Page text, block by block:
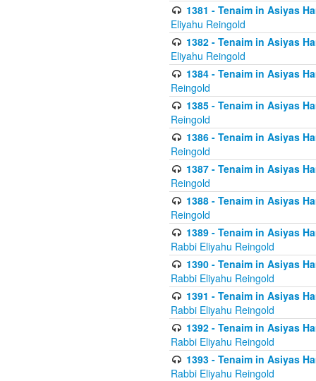
1381 - Tenaim in Asiyas
Eliyahu Reingold
1382 - Tenaim in Asiyas
Eliyahu Reingold
1384 - Tenaim in Asiyas
Reingold
1385 - Tenaim in Asiyas
Reingold
1386 - Tenaim in Asiyas
Reingold
1387 - Tenaim in Asiyas
Reingold
1388 - Tenaim in Asiyas
Reingold
1389 - Tenaim in Asiyas
Rabbi Eliyahu Reingold
1390 - Tenaim in Asiyas
Rabbi Eliyahu Reingold
1391 - Tenaim in Asiyas
Rabbi Eliyahu Reingold
1392 - Tenaim in Asiyas
Rabbi Eliyahu Reingold
1393 - Tenaim in Asiyas
Rabbi Eliyahu Reingold